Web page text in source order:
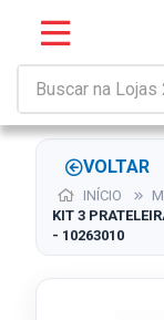
VOLTAR
INÍCIO
KIT 3
- 10263010